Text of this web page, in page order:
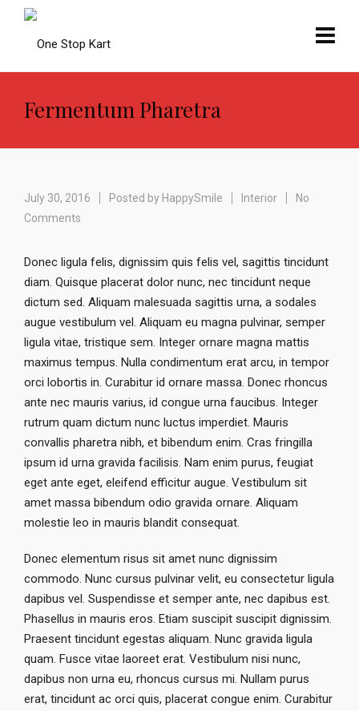
Fermentum Pharetra
July 30, 2016 Posted by HappySmile Interior
No
Comments
Donec ligula felis, dignissim quis felis vel, sagittis tincidunt
diam. Quisque placerat dolor nunc, nec tincidunt neque
dictum sed. Aliquam malesuada sagittis urna, a sodales
augue vestibulum vel. Aliquam eu magna pulvinar, semper
ligula vitae, tristique sem. Integer ornare magna mattis
maximus tempus. Nulla condimentum erat arcu, in tempor
orci lobortis in. Curabitur id ornare massa. Donec rhoncus
ante nec mauris varius, id congue urna faucibus. Integer
rutrum quam dictum nunc luctus imperdiet. Mauris
convallis pharetra nibh, et bibendum enim. Cras fringilla
ipsum id urna gravida facilisis. Nam enim purus, feugiat
eget ante eget, eleifend efficitur augue. Vestibulum sit
amet massa bibendum odio gravida ornare. Aliquam
molestie leo in mauris blandit consequat.
Donec elementum risus sit amet nunc dignissim
commodo. Nunc cursus pulvinar velit, eu consectetur ligula
dapibus vel. Suspendisse et semper ante, nec dapibus est.
Phasellus in mauris eros. Etiam suscipit suscipit dignissim.
Praesent tincidunt egestas aliquam. Nunc gravida ligula
quam. Fusce vitae laoreet erat. Vestibulum nisi nunc,
dapibus non urna eu, rhoncus cursus mi. Nullam purus
erat, tincidunt ac orci quis, placerat congue enim. Curabitur